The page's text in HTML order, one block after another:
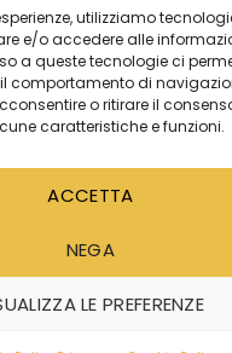
utilizziamo
e/o accedere alle
a queste tecnologie ci
comportamento di
o ritirare il
caratteristiche e funzioni.
ACCETTA
NEGA
LE PREFERENZE
24 Gennaio 2024
imprese